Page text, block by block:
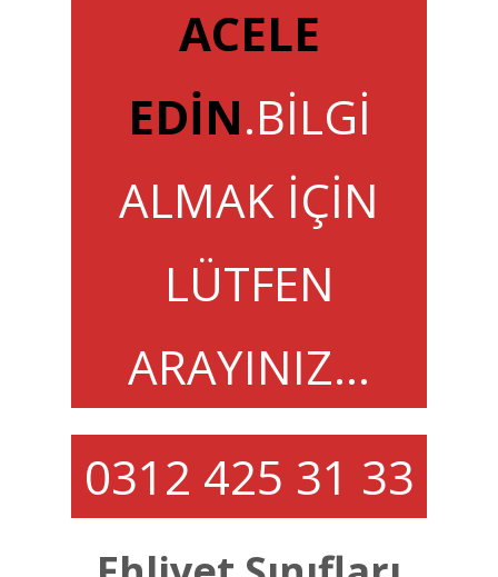
ACELE
EDİN.BİLGİ
ALMAK İÇİN
LÜTFEN
ARAYINIZ…
0312 425 31 33